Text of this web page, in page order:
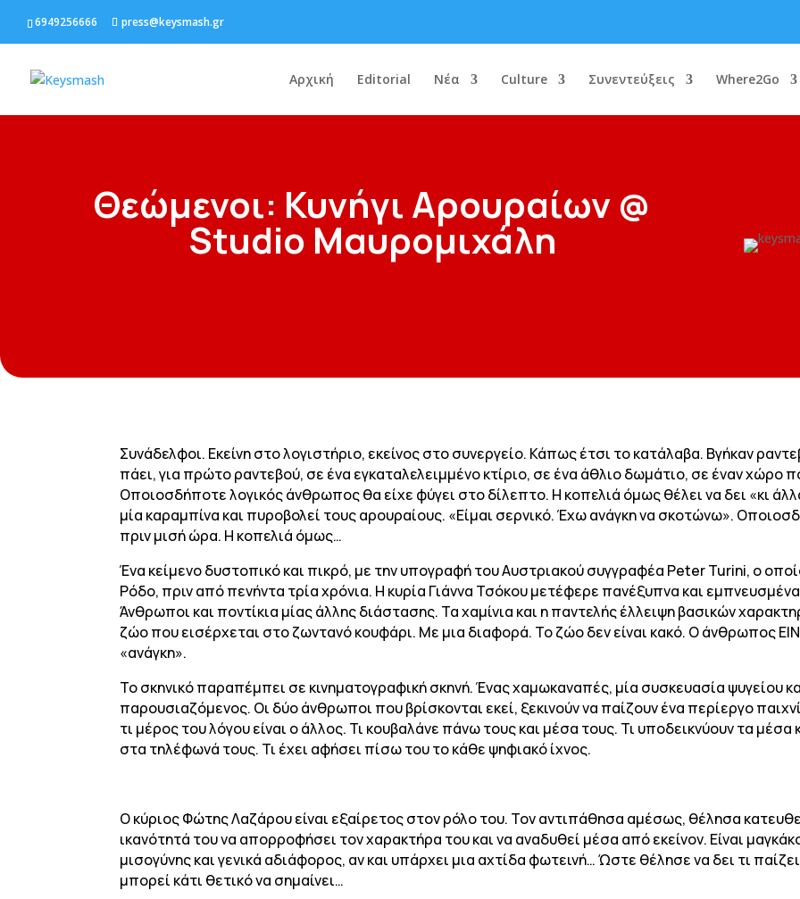
6949256666 press@keysmash.gr
Αρχική Editorial Νέα Culture Συνεντεύξεις Where2Go
Θεώμενοι: Κυνήγι Αρουραίων @
Studio Μαυρομιχάλη
Συνάδελφοι. Εκείνη στο λογιστήριο, εκείνος στο συνεργείο. Κάπως έτσι το κατάλαβα. Βγήκαν
πάει, για πρώτο ραντεβού, σε ένα εγκαταλελειμμένο κτίριο, σε ένα άθλιο δωμάτιο, σε έναν χώρο
Οποιοσδήποτε λογικός άνθρωπος θα είχε φύγει στο δίλεπτο. Η κοπελιά όμως θέλει να δει «κι
μία καραμπίνα και πυροβολεί τους αρουραίους. «Είμαι σερνικό. Έχω ανάγκη να σκοτώνω».
πριν μισή ώρα. Η κοπελιά όμως…
Ένα κείμενο δυστοπικό και πικρό, με την υπογραφή του Αυστριακού συγγραφέα Peter Turini, ο
Ρόδο, πριν από πενήντα τρία χρόνια. Η κυρία Γιάννα Τσόκου μετέφερε πανέξυπνα και
Άνθρωποι και ποντίκια μίας άλλης διάστασης. Τα χαμίνια και η παντελής έλλειψη βασικών
ζώο που εισέρχεται στο ζωντανό κουφάρι. Με μια διαφορά. Το ζώο δεν είναι κακό. Ο άνθρωπος
«ανάγκη».
Το σκηνικό παραπέμπει σε κινηματογραφική σκηνή. Ένας χαμωκαναπές, μία συσκευασία ψυγείου
παρουσιαζόμενος. Οι δύο άνθρωποι που βρίσκονται εκεί, ξεκινούν να παίζουν ένα περίεργο
τι μέρος του λόγου είναι ο άλλος. Τι κουβαλάνε πάνω τους και μέσα τους. Τι υποδεικνύουν τα μέσα
στα τηλέφωνά τους. Τι έχει αφήσει πίσω του το κάθε ψηφιακό ίχνος.
Ο κύριος Φώτης Λαζάρου είναι εξαίρετος στον ρόλο του. Τον αντιπάθησα αμέσως, θέλησα
ικανότητά του να απορροφήσει τον χαρακτήρα του και να αναδυθεί μέσα από εκείνον. Είναι
μισογύνης και γενικά αδιάφορος, αν και υπάρχει μια αχτίδα φωτεινή… Ώστε θέλησε να δει τι
μπορεί κάτι θετικό να σημαίνει…